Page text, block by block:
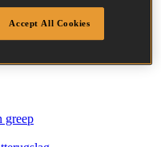
Accept All Cookies